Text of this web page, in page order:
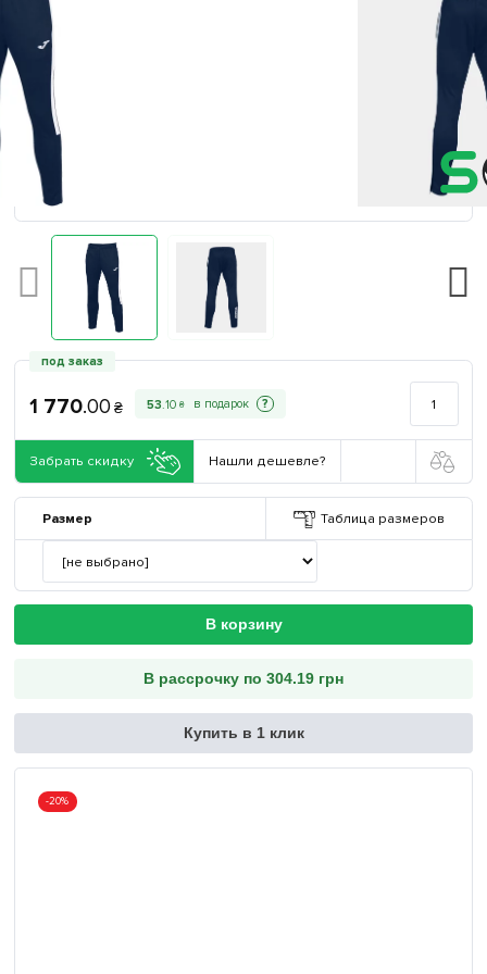
под заказ
1 770.00 ₴ 53.10 ₴ ?
Забрать скидку Нашли дешевле?
Размер Таблица размеров
В корзину
В рассрочку по 304.19 грн
Купить в 1 клик
-20%